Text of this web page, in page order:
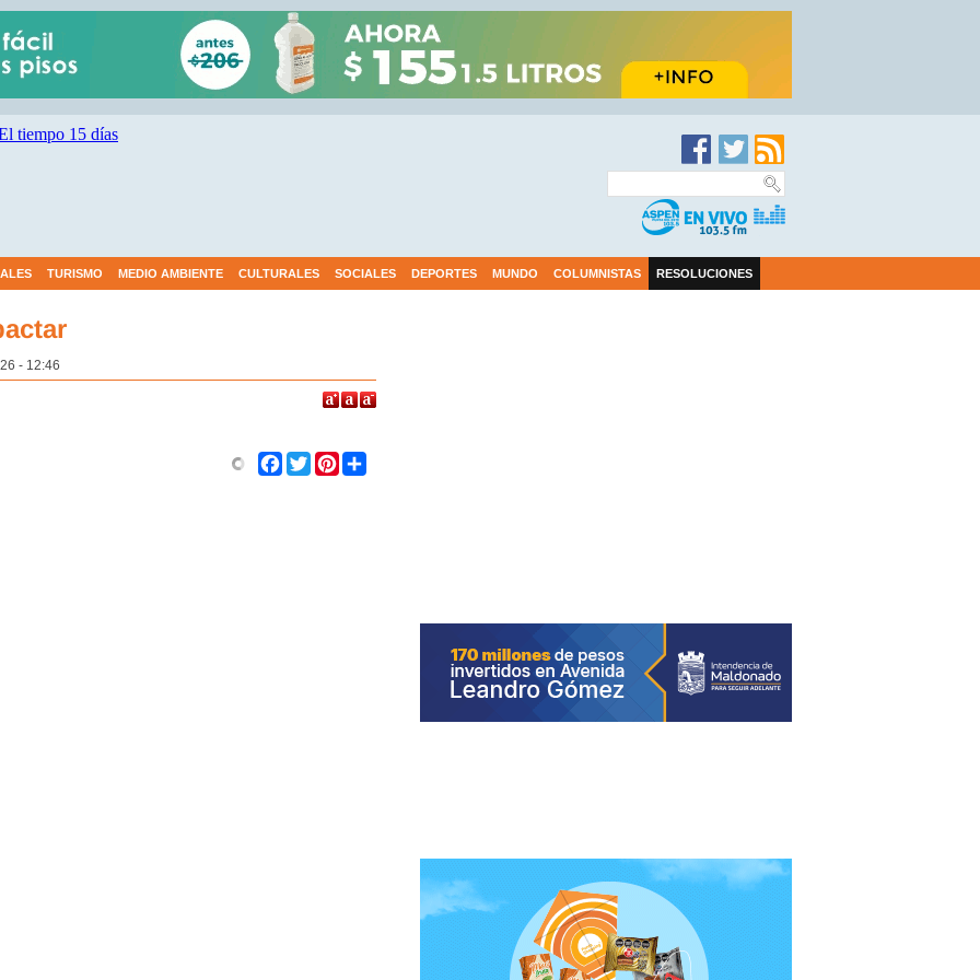
TURISMO MEDIO AMBIENTE CULTURALES SOCIALES DEPORTES MUNDO COLUMNISTAS RESOLUCIONES
- 12:46
Facebook
TwitterPinterest